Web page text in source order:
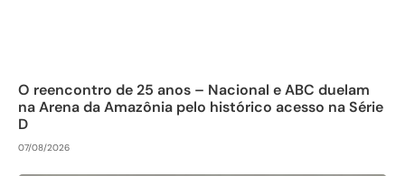
O reencontro de 25 anos – Nacional e ABC duelam
na Arena da Amazônia pelo histórico acesso na Série
D
07/08/2026